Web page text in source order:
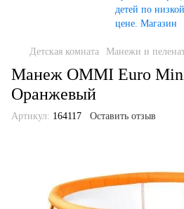
Детская комната Манежи и
Манеж OMMI Euro
Оранжевый
Артикул: 164117 Оставить отзыв